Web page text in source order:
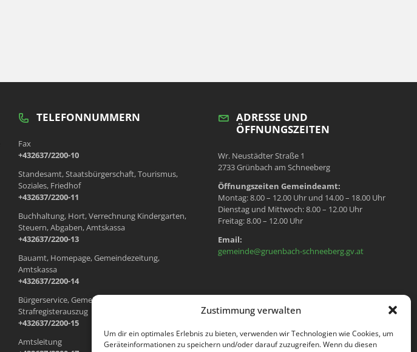
Zustimmung verwalten
Um dir ein optimales Erlebnis zu bieten, verwenden wir Technologien wie Cookies, um
Geräteinformationen zu speichern und/oder darauf zuzugreifen. Wenn du diesen
TELEFONNUMMERN
Fax
+432637/2200-10
Standesamt, Staatsbürgerschaft, Tourismus,
Soziales, Friedhof
+432637/2200-11
Buchhaltung, Hort, Verrechnung Kindergarten,
Steuern, Abgaben, Amtskassa
+432637/2200-13
Bauamt, Homepage, Gemeindezeitung,
Amtskassa
+432637/2200-14
Bürgerservice, Gemeindewohnungen, Meldeamt,
Strafregisterauszug
+432637/2200-15
Amtsleitung
ADRESSE UND
ÖFFNUNGSZEITEN
Wr. Neustädter Straße 1
2733 Grünbach am Schneeberg
Öffnungszeiten Gemeindeamt:
Montag: 8.00 – 12.00 Uhr und 14.00 – 18.00 Uhr
Dienstag und Mittwoch: 8.00 – 12.00 Uhr
Freitag: 8.00 – 12.00 Uhr
Email:
gemeinde@gruenbach-schneeberg.gv.at